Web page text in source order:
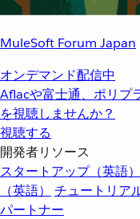
MuleSoft Forum Japan
オンデマンド配信中
Aflacや富士通、ポリプ
を視聴しませんか？
視聴する
開発者リソース
スタートアップ（英語）
（英語）
チュートリア
パートナー